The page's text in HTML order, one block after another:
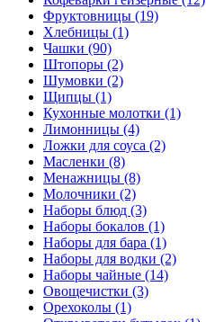
Фруктовницы (19)
Хлебницы (1)
Чашки (90)
Штопоры (2)
Шумовки (2)
Щипцы (1)
Кухонные молотки (1)
Лимонницы (4)
Ложки для соуса (2)
Масленки (8)
Менажницы (8)
Молочники (2)
Наборы блюд (3)
Наборы бокалов (1)
Наборы для бара (1)
Наборы для водки (2)
Наборы чайные (14)
Овощечистки (3)
Орехоколы (1)